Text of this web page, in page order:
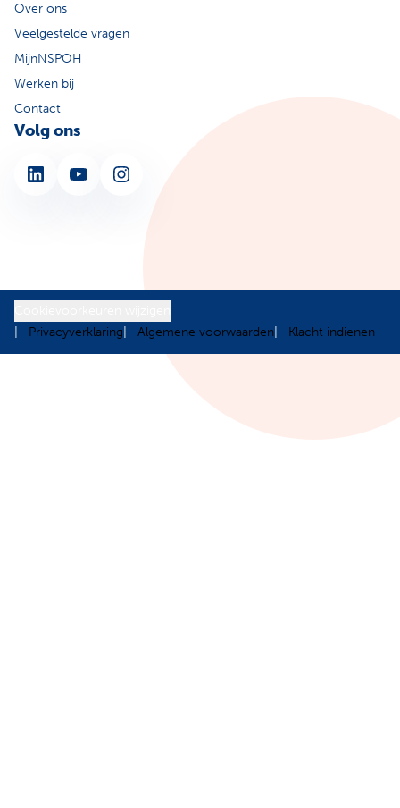
Over ons
Veelgestelde vragen
MijnNSPOH
Werken bij
Contact
Volg ons
LinkedIn YouTube Instagram
Privacyverklaring
Algemene voorwaarden Klacht indienen